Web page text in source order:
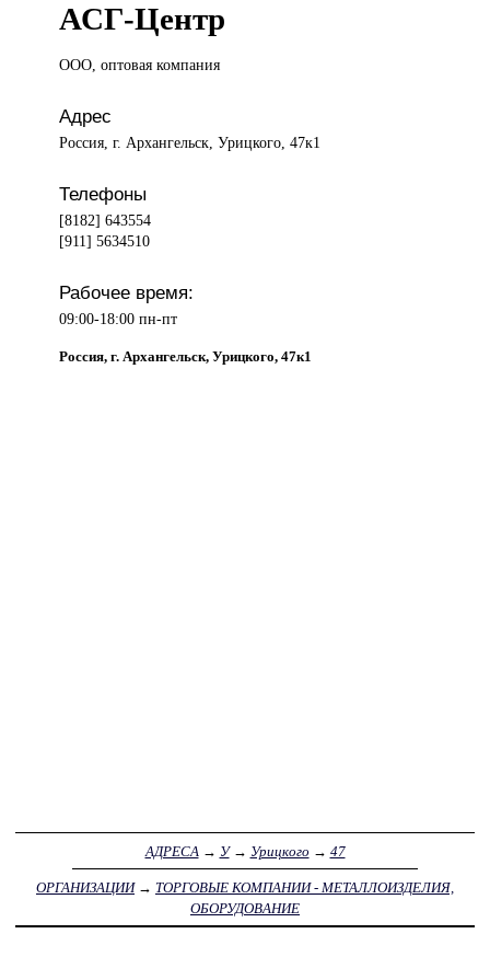
АСГ-Центр
ООО, оптоваякомпания
Адрес
Россия, г. Архангельск, Урицкого, 47к1
Телефоны
[8182] 643554
[911] 5634510
Рабочее время:
09:00-18:00 пн-пт
Россия, г. Архангельск, Урицкого, 47к1
АДРЕСА → У→ Урицкого → 47
ОРГАНИЗАЦИИ→ ТОРГОВЫЕ КОМПАНИИ - МЕТАЛЛОИЗДЕЛИЯ,
ОБОРУДОВАНИЕ